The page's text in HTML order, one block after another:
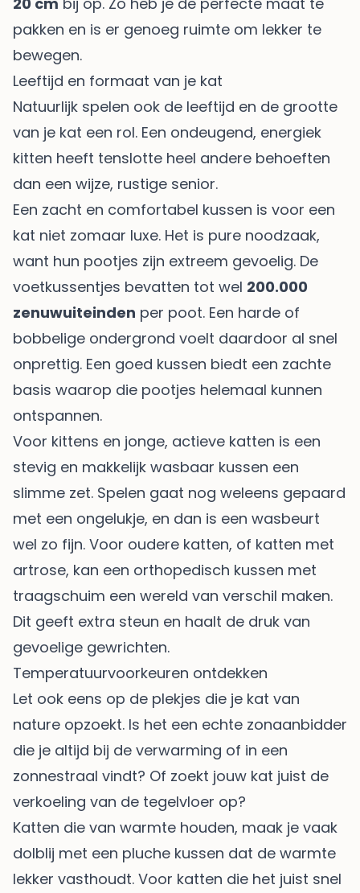
pakken en is er genoeg ruimte om lekker te
bewegen.
Leeftijd en formaat van je kat
Natuurlijk spelen ook de leeftijd en de grootte
van je kat een rol. Een ondeugend, energiek
kitten heeft tenslotte heel andere behoeften
dan een wijze, rustige senior.
Een zacht en comfortabel kussen is voor een
kat niet zomaar luxe. Het is pure noodzaak,
want hun pootjes zijn extreem gevoelig. De
voetkussentjes bevatten tot wel 200.000
zenuwuiteinden per poot. Een harde of
bobbelige ondergrond voelt daardoor al snel
onprettig. Een goed kussen biedt een zachte
basis waarop die pootjes helemaal kunnen
ontspannen.
Voor kittens en jonge, actieve katten is een
stevig en makkelijk wasbaar kussen een
slimme zet. Spelen gaat nog weleens gepaard
met een ongelukje, en dan is een wasbeurt
wel zo fijn. Voor oudere katten, of katten met
artrose, kan een orthopedisch kussen met
traagschuim een wereld van verschil maken.
Dit geeft extra steun en haalt de druk van
gevoelige gewrichten.
Temperatuurvoorkeuren ontdekken
Let ook eens op de plekjes die je kat van
nature opzoekt. Is het een echte zonaanbidder
die je altijd bij de verwarming of in een
zonnestraal vindt? Of zoekt jouw kat juist de
verkoeling van de tegelvloer op?
Katten die van warmte houden, maak je vaak
dolblij met een pluche kussen dat de warmte
lekker vasthoudt. Voor katten die het juist snel